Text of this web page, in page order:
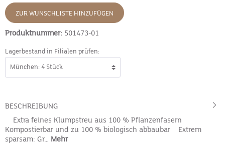
ZUR WUNSCHLISTE HINZUFÜGEN
Produktnummer: 501473-01
Lagerbestand in Filialen prüfen:
BESCHREIBUNG
Extra feines Klumpstreu aus 100 % Pflanzenfasern
Kompostierbar und zu 100 % biologisch abbaubar Extrem
sparsam: Gr… Mehr